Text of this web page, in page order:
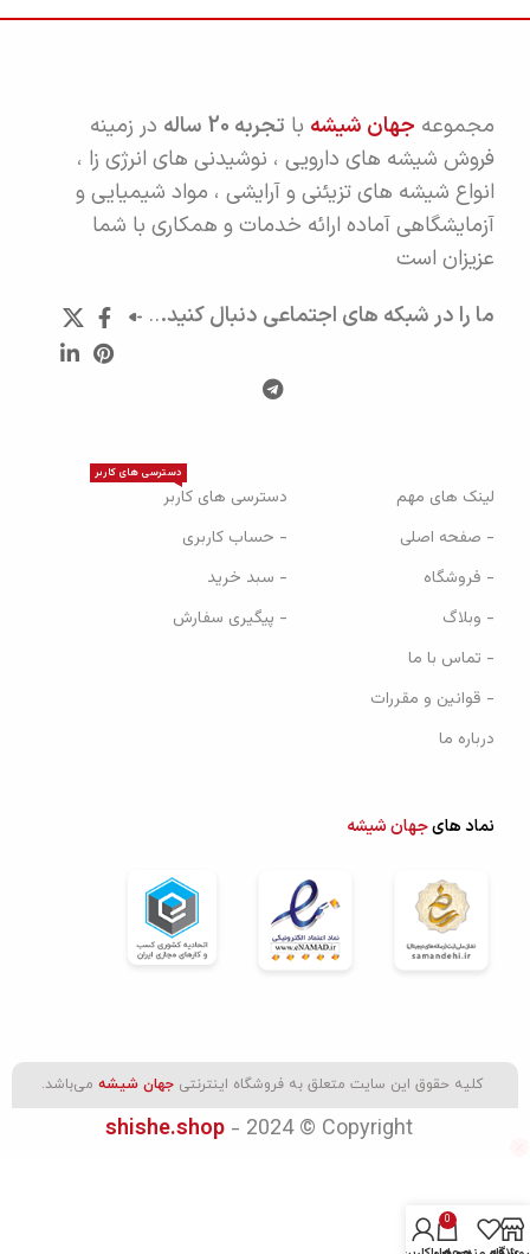
مجموعه جهان شیشه با تجربه 20 ساله
در زمینه
فروش شیشه های دارویی ، نوشیدنی های انرژی زا ،
انواع شیشه های تزیئنی و آرایشی ، مواد شیمیایی و
آزمایشگاهی آماده ارائه خدمات و همکاری با شما
عزیزان است
ما را در شبکه های اجتماعی دنبال کنید...
لینک های مهم
- صفحه اصلی
- فروشگاه
- وبلاگ
- تماس با ما
- قوانین و مقررات
درباره ما
دسترسی های کاربر
دسترسی های کاربر
- حساب کاربری
- سبد خرید
- پیگیری سفارش
نماد هایجهان شیشه
کليه حقوق اين سايت متعلق به فروشگاه اینترنتی جهان شیشهمی‌باشد.
shishe.shop
- 2024 © Copyright
0